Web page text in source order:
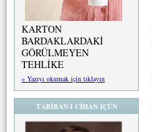
KARTON
BARDAKLARDAKİ
GÖRÜLMEYEN
TEHLİKE
» Yazıyı okumak için tıklayın
TABİBAN-I CİHAN İÇÜN